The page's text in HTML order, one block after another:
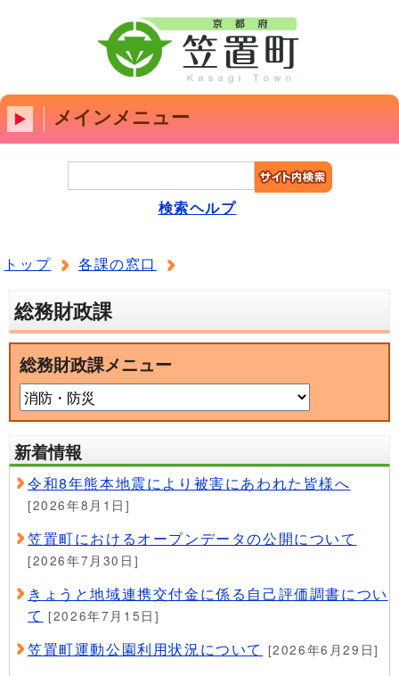
メインメニュー
検索ヘルプ
トップ 各課の窓口
総務財政課
総務財政課メニュー
新着情報
令和8年熊本地震により被害にあわれた皆様へ
[2026年8月1日]
笠置町におけるオープンデータの公開について
[2026年7月30日]
きょうと地域連携交付金に係る自己評価調書につい
て [2026年7月15日]
笠置町運動公園利用状況について [2026年6月29日]